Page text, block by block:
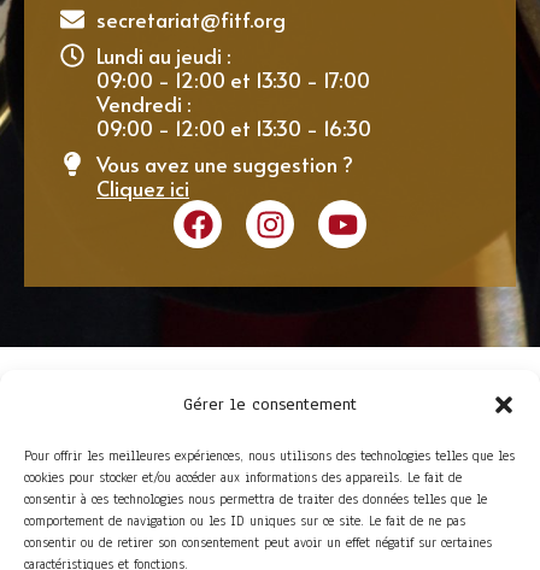
Gérer le consentement
Pour offrir les meilleures expériences, nous utilisons des technologies telles que les
cookies pour stocker et/ou accéder aux informations des appareils. Le fait de
consentir à ces technologies nous permettra de traiter des données telles que le
comportement de navigation ou les ID uniques sur ce site. Le fait de ne pas
consentir ou de retirer son consentement peut avoir un effet négatif sur certaines
caractéristiques et fonctions.
secretariat@fitf.org
Lundi au jeudi :
09:00 - 12:00 et 13:30 - 17:00
Vendredi :
09:00 - 12:00 et 13:30 - 16:30
Vous avez une suggestion ?
Cliquez ici
ACCÈS RAPIDE